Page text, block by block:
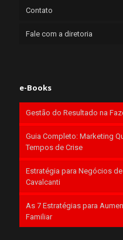
Contato
Fale com a diretoria
e-Books
Gestão do Resultado na
Guia Completo: Marketing
Tempos de Crise
Estratégia para Negócios
Cavalcanti
As 7 Estratégias para
Familiar